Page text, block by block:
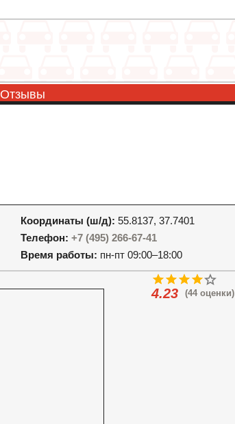
Отзывы
Координаты (ш/д): 55.8137, 37.7401
Телефон: +7 (495) 266-67-41
Время работы: пн-пт 09:00–18:00
(44 оценки)
4.23